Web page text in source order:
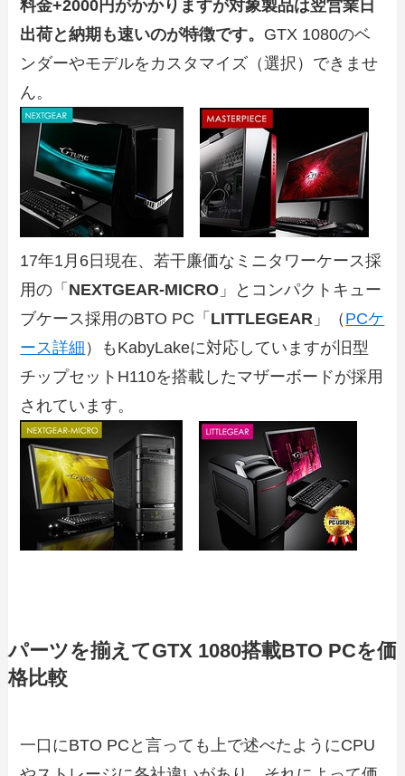
料金+2000円がかかりますが対象製品は翌営業日
出荷と納期も速いのが特徴です。 GTX 1080のベ
ンダーやモデルをカスタマイズ（選択）できませ
ん。
17年1月6日現在、若干廉価なミニタワーケース採
用の「 NEXTGEAR-MICRO 」とコンパクトキュー
ブケース採用のBTO PC「 LITTLEGEAR 」（ PCケ
ース詳細 ）もKabyLakeに対応していますが旧型
チップセットH110を搭載したマザーボードが採用
されています。
パーツを揃えてGTX 1080搭載BTO PCを価
格比較
一口にBTO PCと言っても上で述べたようにCPU